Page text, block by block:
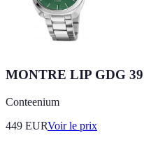
MONTRE LIP GDG
Conteenium
449 EURVoir le prix